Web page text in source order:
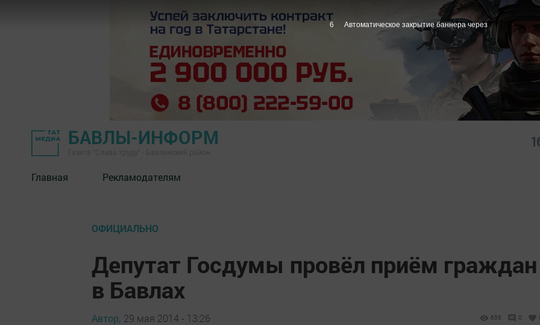
БАВЛЫ-ИНФОРМ
Главная Рекламодателям
ОФИЦИАЛЬНО
Депутат Госдумы провёл приём граждан
в Бавлах
Автор, 29 мая 2014 - 13:26 656 0
5 Автоматическое закрытие баннера через